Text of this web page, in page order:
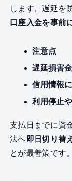
します。遅延を
口座入金を事前
注意点
遅延損害
信用情報
利用停止
支払日までに資
法へ即日切り替え
とが最善策です。